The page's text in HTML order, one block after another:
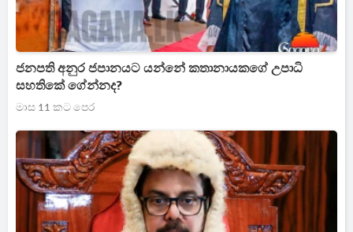
ජනපති අනුර ජපානයට යන්නේ කතානායකගේ උපාධි
සහතිකේ ගේන්නද?
මාස 11 කට පෙර